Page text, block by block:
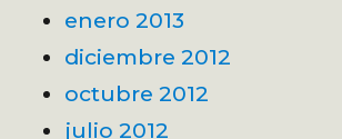
enero 2013
diciembre 2012
octubre 2012
julio 2012